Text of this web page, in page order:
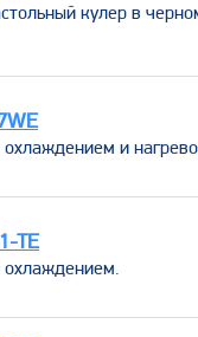
кулер в
и
TE
охлаждением.